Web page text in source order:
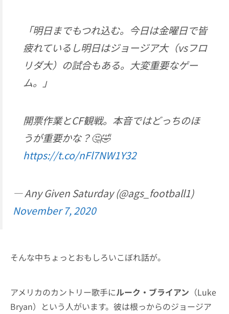
「明日までもつれ込む。今日は金曜日で皆
疲れているし明日はジョージア大（vsフロ
リダ大）の試合もある。大変重要なゲー
ム。」
開票作業とCF観戦。本音ではどっちのほ
うが重要かな？🤔🤣
https://t.co/nFl7NW1Y32
— Any Given Saturday (@ags_football1)
November 7, 2020
そんな中ちょっとおもしろいこぼれ話が。
アメリカのカントリー歌手にルーク・ブライアン （Luke
Bryan）という人がいます。彼は根っからのジョージア